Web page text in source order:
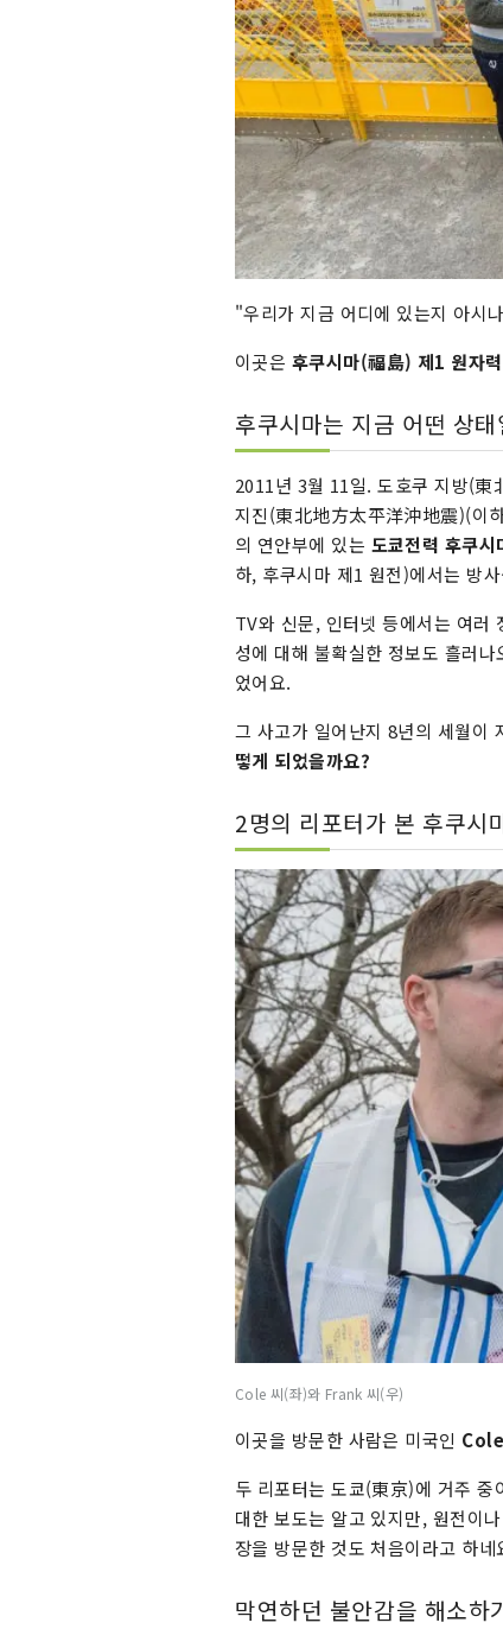
"우리가 지금 어디에 있는지 아시
이곳은 후쿠시마(福島) 제1 원자
후쿠시마는 지금 어떤 상태
2011년 3월 11일. 도호쿠 지방(東
지진(東北地方太平洋沖地震)(이
의 연안부에 있는 도쿄전력 후쿠
하, 후쿠시마 제1 원전)에서는 방
TV와 신문, 인터넷 등에서는 여러
성에 대해 불확실한 정보도 흘러
었어요.
그 사고가 일어난지 8년의 세월이
떻게 되었을까요?
2명의 리포터가 본 후쿠시
Cole 씨(좌)와 Frank 씨(우)
이곳을 방문한 사람은 미국인
두 리포터는 도쿄(東京)에 거주
대한 보도는 알고 있지만, 원전이
장을 방문한 것도 처음이라고 하네
막연하던 불안감을 해소하